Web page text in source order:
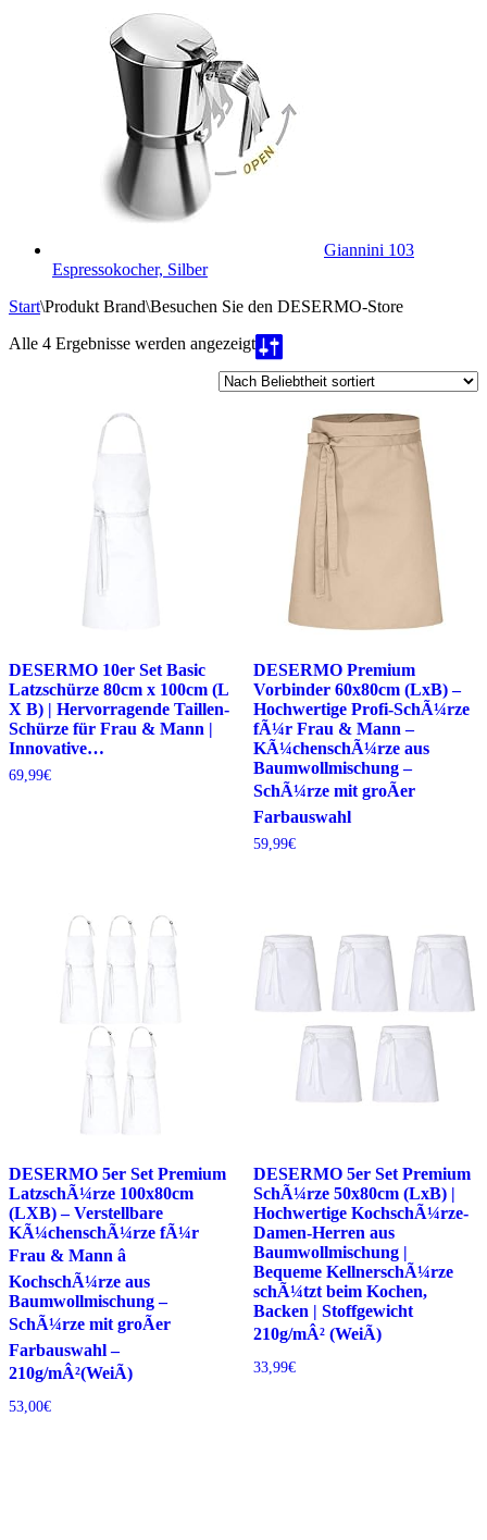
Giannini 103
Espressokocher, Silber
Start\Produkt Brand\Besuchen Sie den DESERMO-Store
Alle 4 Ergebnisse werden angezeigtNach
Beliebtheit
sortiert
DESERMO 10er Set Basic
Latzschürze 80cm x 100cm (L
X B) | Hervorragende Taillen-
Schürze für Frau & Mann |
Innovative…
69,99€
DESERMO Premium
Vorbinder 60x80cm (LxB) –
Hochwertige Profi-SchÃ¼rze
fÃ¼r Frau & Mann –
KÃ¼chenschÃ¼rze aus
Baumwollmischung –
SchÃ¼rze mit groÃer
Farbauswahl
59,99€
DESERMO 5er Set Premium
LatzschÃ¼rze 100x80cm
(LXB) – Verstellbare
KÃ¼chenschÃ¼rze fÃ¼r
Frau & Mann â
KochschÃ¼rze aus
Baumwollmischung –
SchÃ¼rze mit groÃer
Farbauswahl –
210g/mÂ²(WeiÃ)
53,00€
DESERMO 5er Set Premium
SchÃ¼rze 50x80cm (LxB) |
Hochwertige KochschÃ¼rze-
Damen-Herren aus
Baumwollmischung |
Bequeme KellnerschÃ¼rze
schÃ¼tzt beim Kochen,
Backen | Stoffgewicht
210g/mÂ² (WeiÃ)
33,99€